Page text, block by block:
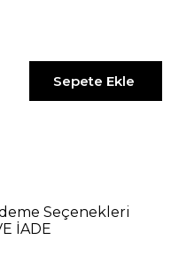
Seçenekleri
İADE